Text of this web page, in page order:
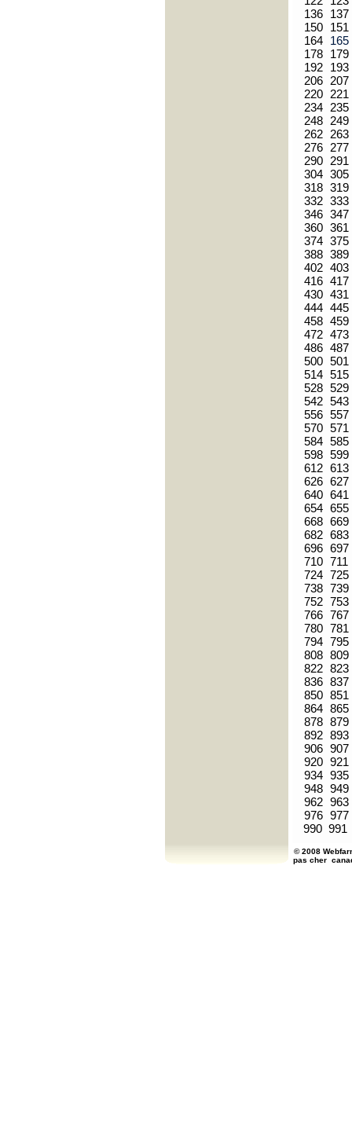
136
137
150
151
164
178
179
192
193
206 207
220
221
234
235
248
249
262
263
276
277
290
291
304 305
318 319
332 333
346 347
360 361
374 375
388 389
402 403
416 417
430 431
444 445
458 459
472 473
486 487
500 501
514 515
528 529
542 543
556 557
570 571
584 585
598 599
612 613
626 627
640 641
654 655
668 669
682 683
696 697
710 711
724 725
738 739
752 753
766 767
780 781
794 795
808 809
822 823
836 837
850 851
864 865
878 879
892 893
906 907
920 921
934 935
948 949
962 963
976 977
990 991
© 2008
pas cher